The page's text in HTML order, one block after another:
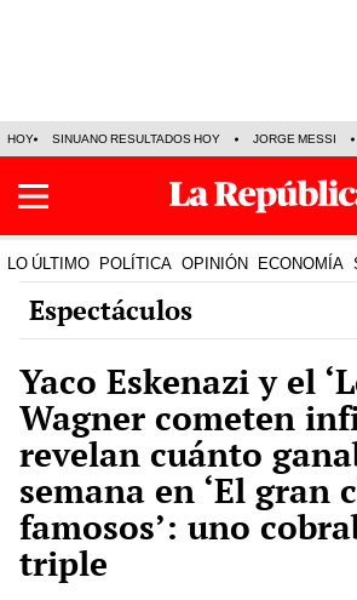
HOY SINUANO RESULTADOS HOY JORGE MESSI
LO ÚLTIMO POLÍTICA OPINIÓN ECONOMÍA
Espectáculos
Yaco Eskenazi y el
Wagner cometen
revelan cuánto
semana en ‘El gran
famosos’: uno
triple